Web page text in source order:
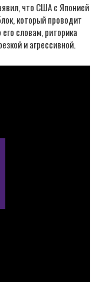
что США с Японией
который проводит
словам, риторика
и агрессивной.